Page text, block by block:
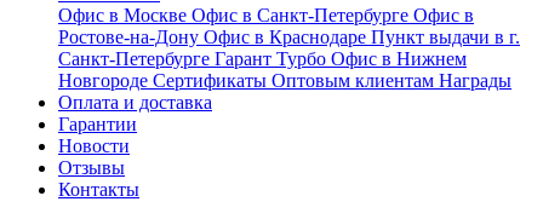
Офис в Москве Офис в Санкт-Петербурге Офис в
Ростове-на-Дону Офис в Краснодаре Пункт выдачи в г.
Санкт-Петербурге Гарант Турбо Офис в Нижнем
Новгороде Сертификаты Оптовым клиентам Награды
Оплата и доставка
Гарантии
Новости
Отзывы
Контакты